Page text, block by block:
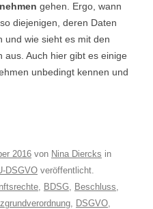
gehen. Ergo, wann
diejenigen, deren Daten
und wie sieht es mit den
aus. Auch hier gibt es einige
unbedingt kennen und
2016 von Nina Diercks in
DSGVO veröffentlicht.
, BDSG, Beschluss,
, DSGVO,